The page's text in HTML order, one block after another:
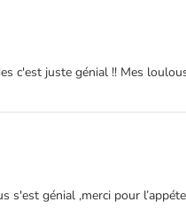
c'est juste génial !! Mes
s'est génial ,merci pour